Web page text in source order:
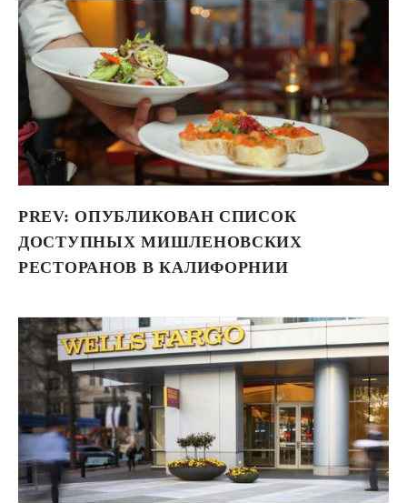
PREV: ОПУБЛИКОВАН СПИСОК
ДОСТУПНЫХ МИШЛЕНОВСКИХ
РЕСТОРАНОВ В КАЛИФОРНИИ